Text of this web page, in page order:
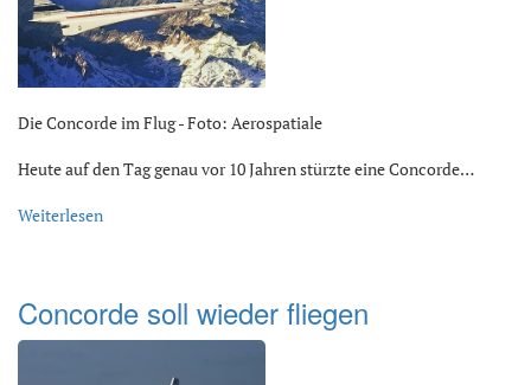
Die Concorde im Flug - Foto: Aerospatiale
Heute auf den Tag genau vor 10 Jahren stürzte eine Concorde…
Weiterlesen
Concorde soll wieder fliegen